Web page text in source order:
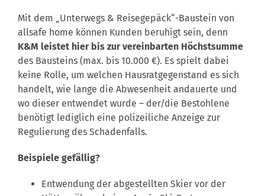
Mit dem „Unterwegs & Reisegepäck“-Baustein von
allsafe home können Kunden beruhigt sein, denn
K&M leistet hier bis zur vereinbarten Höchstsumme
des Bausteins (max. bis 10.000 €). Es spielt dabei
keine Rolle, um welchen Hausratgegenstand es sich
handelt, wie lange die Abwesenheit andauerte und
wo dieser entwendet wurde – der/die Bestohlene
benötigt lediglich eine polizeiliche Anzeige zur
Regulierung des Schadenfalls.
Beispiele gefällig?
Entwendung der abgestellten Skier vor der